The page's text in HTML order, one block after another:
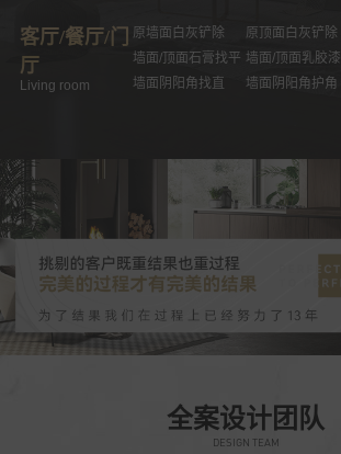
客厅/餐厅/门
厅
Living room
原墙面白灰铲除 原顶面白灰铲除
墙面/顶面石膏找平 墙面/顶面乳胶漆
墙面阴阳角找直
墙面阴阳角护角
全案设计团队
DESIGN TEAM